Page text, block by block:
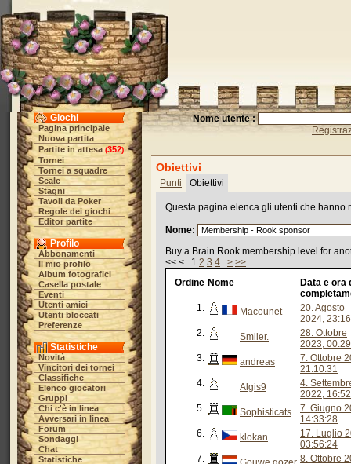
Giochi
Pagina principale
Nuova partita
Partite in attesa (352)
Tornei
Tornei a squadre
Scale
Stagni
Tavoli da Poker
Regole dei giochi
Editor partite
Profilo
Abbonamenti
Il mio profilo
Album fotografici
Casella postale
Eventi
Utenti amici
Utenti bloccati
Preferenze
Statistiche
Novità
Vincitori dei tornei
Classifiche
Elenco giocatori
Gruppi
Chi c'è in linea
Avversari in linea
Forum
Sondaggi
Chat
Statistiche
Nome utente :
Obiettivi
Punti Obiettivi
Questa pagina elenca gli utenti che hanno
Nome:
Buy a Brain Rook membership level for
<< < 1 2 3 4 > >>
Ordine Nome
Data e ora
1.
Macounet
20. Agosto
2024,
2.
Smiler.
28. Ottobre
2023,
3.
andreas
7. Ottobre
21:10:31
4.
Algis9
4.
2022,
5.
Sophisticats
7. Giugno
14:33:28
6.
klokan
17. Luglio
03:56:24
7.
8. Ottobre